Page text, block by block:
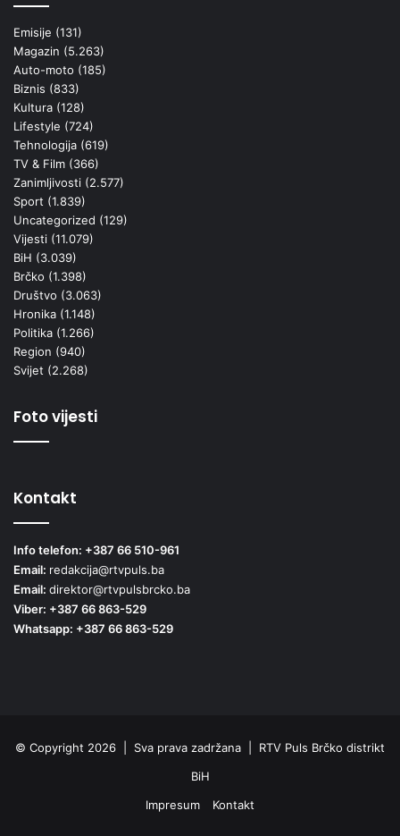
Emisije (131)
Magazin (5.263)
Auto-moto (185)
Biznis (833)
Kultura (128)
Lifestyle (724)
Tehnologija (619)
TV & Film (366)
Zanimljivosti (2.577)
Sport (1.839)
Uncategorized (129)
Vijesti (11.079)
BiH (3.039)
Brčko (1.398)
Društvo (3.063)
Hronika (1.148)
Politika (1.266)
Region (940)
Svijet (2.268)
Foto vijesti
Kontakt
Info telefon: +387 66 510-961
Email: redakcija@rtvpuls.ba
Email: direktor@rtvpulsbrcko.ba
Viber: +387 66 863-529
Whatsapp: +387 66 863-529
© Copyright 2026 | Sva prava zadržana | RTV Puls Brčko distrikt
BiH
Impresum
Kontakt